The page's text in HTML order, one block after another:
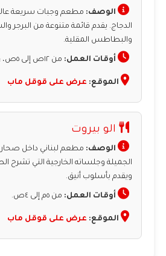
الوصف: مطعم وجبات سريعة
الدجاج. يقدم قائمة متنوعة من البرجر
والبطاطس المقلية.
أوقات العمل: من ١٢ص إلى ٥ص، ومن ٤م إلى ١٢ص.
الموقع: عرض على قوقل ماب
الو بيروت
الوصف: مطعم لبناني داخل
الجميلة وجلساته الخارجية التي تشرح
ويقدم بأسلوب أنيق.
أوقات العمل: من ٥م إلى ٤ص.
الموقع: عرض على قوقل ماب